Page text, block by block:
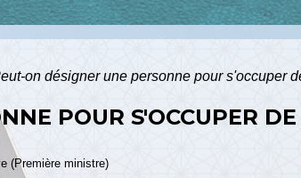
on désigner une personne pour s'occuper
POUR S'OCCUPER
(Première ministre)